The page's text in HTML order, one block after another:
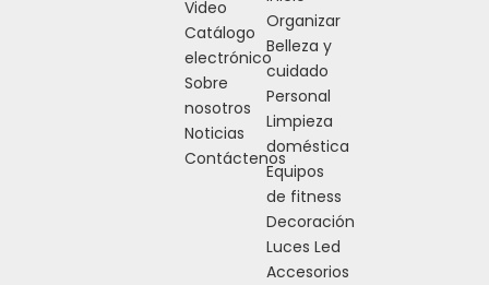
Video
Catálogo
electrónico
Sobre
nosotros
Noticias
Contáctenos
Organizar
Belleza y
cuidado
Personal
Limpieza
doméstica
Equipos
de fitness
Decoración
Luces Led
Accesorios